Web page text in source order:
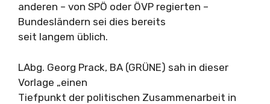
anderen – von SPÖ oder ÖVP regierten –
Bundesländern sei dies bereits
seit langem üblich.
LAbg. Georg Prack, BA (GRÜNE) sah in dieser
Vorlage „einen
Tiefpunkt der politischen Zusammenarbeit in